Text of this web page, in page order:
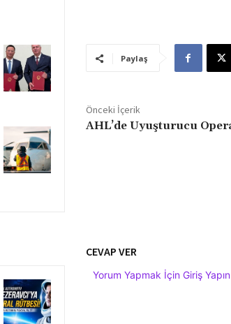
Paylaş
Önceki İçerik
AHL’de Uyuşturucu
CEVAP VER
Yorum Yapmak İçin Giriş Yapın